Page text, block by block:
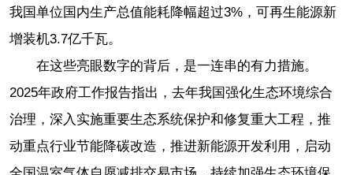
我国单位国内生产总值能耗降幅超过3%，可再生能源新
增装机3.7亿千瓦。
在这些亮眼数字的背后，是一连串的有力措施。
2025年政府工作报告指出，去年我国强化生态环境综合
治理，深入实施重要生态系统保护和修复重大工程，推
动重点行业节能降碳改造，推进新能源开发利用，启动